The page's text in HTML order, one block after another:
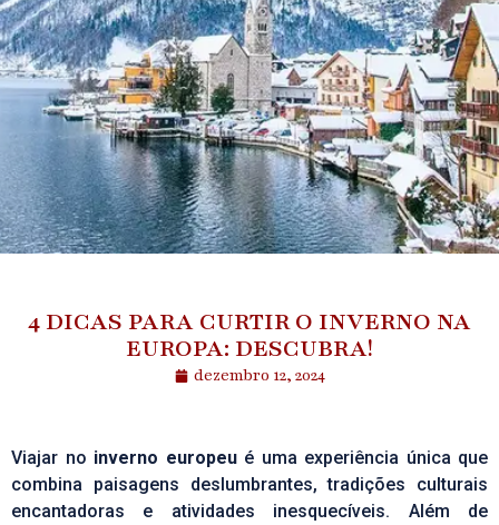
4 DICAS PARA CURTIR O INVERNO NA
EUROPA: DESCUBRA!
dezembro 12, 2024
Viajar no inverno europeué uma experiência única que
combina paisagens deslumbrantes, tradições culturais
encantadoras e atividades inesquecíveis. Além de